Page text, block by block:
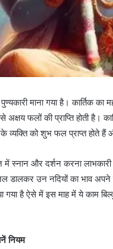
पुण्यकारी माना गया है। कार्तिक
फलों की प्राप्ति होती है।
को शुभ फल प्राप्त होते हैं
में स्नान और दर्शन करना
डालकर उन नदियों का भाव
गया है ऐसे में इस माह में ये काम
नियम